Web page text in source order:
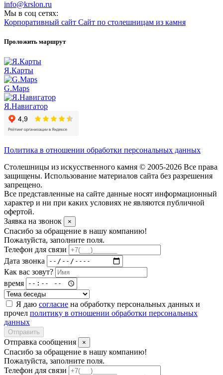
info@krslon.ru
Мы в соц сетях:
Корпоративный сайт Сайт по столешницам из камня
Проложить маршрут
Я.Карты
G.Maps
Я.Навигатор
Политика в отношении обработки персональных данных
Столешницы из искусственного камня © 2005-2026 Все права
защищены. Использование материалов сайта без разрешения
запрещено.
Все представленные на сайте данные носят информационный
характер и ни при каких условиях не являются публичной
офертой.
Заявка на звонок
×
Спасибо за обращение в нашу компанию!
Пожалуйста, заполните поля.
Телефон для связи
Дата звонка
Как вас зовут?
время
Я даю согласие на обработку персональных данных и
прочел политику в отношении обработки персональных
данных
Отправить
Отправка сообщения ×
Спасибо за обращение в нашу компанию!
Пожалуйста, заполните поля.
Телефон для связи